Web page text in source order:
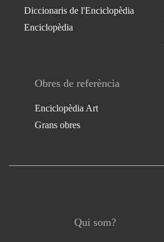
Diccionaris de l'Enciclopèdia
Enciclopèdia
Obres de referència
Enciclopèdia Art
Grans obres
Qui som?